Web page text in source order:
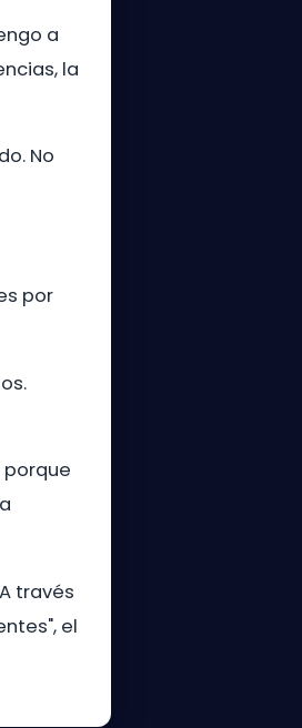
a
la
No
por
través
el